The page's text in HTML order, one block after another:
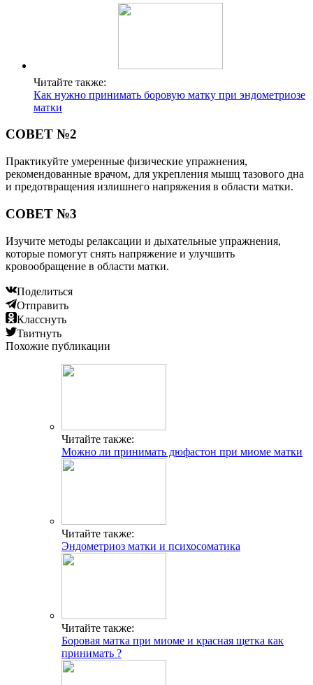
Читайте также:
Как нужно принимать боровую матку при эндометриозе
матки
СОВЕТ №2
Практикуйте умеренные физические упражнения,
рекомендованные врачом, для укрепления мышц тазового дна
и предотвращения излишнего напряжения в области матки.
СОВЕТ №3
Изучите методы релаксации и дыхательные упражнения,
которые помогут снять напряжение и улучшить
кровообращение в области матки.
Поделиться
Отправить
Класснуть
Твитнуть
Похожие публикации
Читайте также:
Можно ли принимать дюфастон при миоме матки
Читайте также:
Эндометриоз матки и психосоматика
Читайте также:
Боровая матка при миоме и красная щетка как
принимать ?